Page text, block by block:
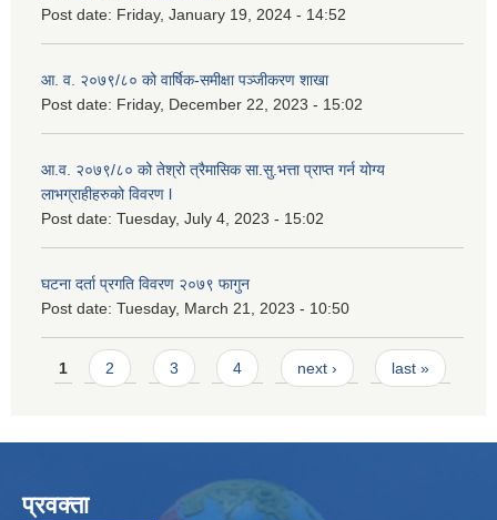
Post date: Friday, January 19, 2024 - 14:52
आ. व. २०७९/८० को वार्षिक-समीक्षा पञ्जीकरण शाखा
Post date: Friday, December 22, 2023 - 15:02
आ.व. २०७९/८० को तेश्रो त्रैमासिक सा.सु.भ‍त्ता प्राप्त गर्न योग्य
लाभग्राहीहरुको विवरण l
Post date: Tuesday, July 4, 2023 - 15:02
घटना दर्ता प्रगति विवरण २०७९ फागुन
Post date: Tuesday, March 21, 2023 - 10:50
Pages
1 2 3 4 next › last »
प्रवक्ता